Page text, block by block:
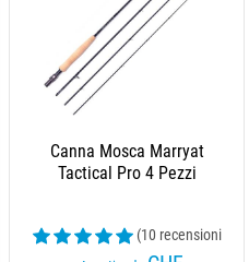
Canna Mosca Marryat
Tactical Pro 4 Pezzi
(10 recensioni